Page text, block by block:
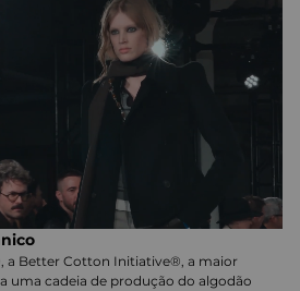
a Better Cotton Initiative®, a maior
uma cadeia de produção do algodão